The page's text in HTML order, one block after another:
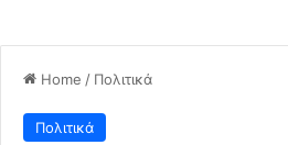
Home / Πολιτικά
Πολιτικά